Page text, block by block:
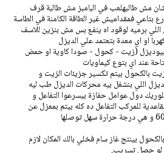
مش طالبهلعب في البامبز مش طالبة قرف
بتاعي فمقداميش غير الطاقة الكامنة في الطاسة
اللي برميه لوقود اه ينفع بس مش بنزين للاسف
او اي معدة بتعتمد علي الديزل
بيوديزل (زيت - كحول - صودا كاوية او حمض
عند اي بتوع كيماويات
بالكحول بيتم تكسير جزيئات الزيت و
اللي بنشغل بيه محركات الديزل طب ليه
دول عوامل حفازة بيسرعوا التفاعل و
للمركب التفاعل ده كله بيتم بمعزل عن
بينتج غاز سام فخلي بالك المكان لازم